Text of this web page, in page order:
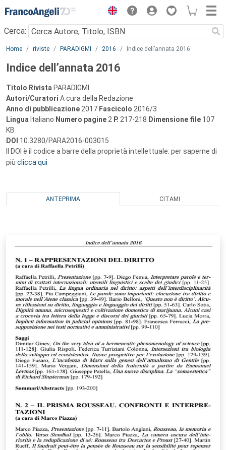
Menu
Cerca:
Main content
Home riviste PARADIGMI 2016 Indice dell’annata 2016
Indice dell’annata 2016
Titolo Rivista PARADIGMI
Autori/Curatori A cura della Redazione
Anno di pubblicazione 2017 Fascicolo 2016/3
Lingua Italiano Numero pagine 2 P. 217-218 Dimensione file 107
KB
DOI 10.3280/PARA2016-003015
Il DOI è il codice a barre della proprietà intellettuale: per saperne di
più clicca qui
ANTEPRIMA CITAMI